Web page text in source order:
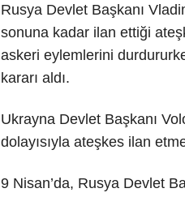
Rusya Devlet Başkanı
sonuna kadar ilan ettiği
askeri eylemlerini
kararı aldı.
Ukrayna Devlet Başkanı
dolayısıyla ateşkes ilan
9 Nisan’da, Rusya Devlet